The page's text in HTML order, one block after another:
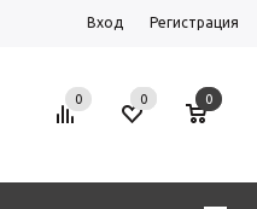
Вход Регистрация
0 0 0